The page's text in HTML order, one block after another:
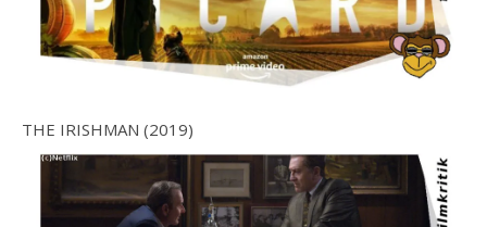
THE IRISHMAN (2019)